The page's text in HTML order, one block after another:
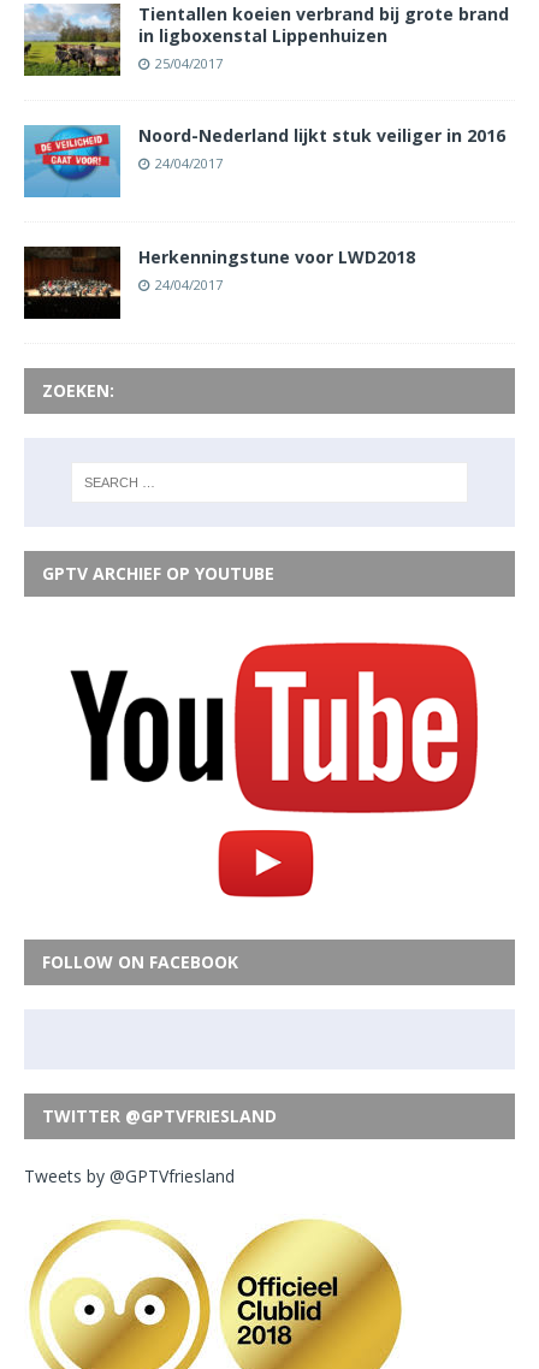
Tientallen koeien verbrand bij grote brand
in ligboxenstal Lippenhuizen
25/04/2017
Noord-Nederland lijkt stuk veiliger in 2016
24/04/2017
Herkenningstune voor LWD2018
24/04/2017
ZOEKEN:
GPTV ARCHIEF OP YOUTUBE
FOLLOW ON FACEBOOK
TWITTER @GPTVFRIESLAND
Tweets by @GPTVfriesland